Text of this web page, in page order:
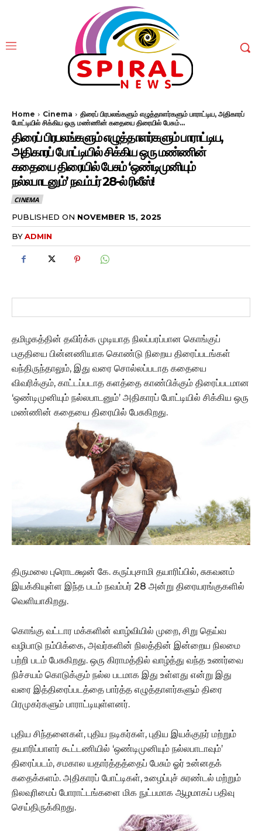
Home Cinema
திரைப் பிரபலங்களும் எழுத்தாளர்களும் பாராட்டிய, அதிகாரப்
போட்டியில் சிக்கிய ஒரு மண்ணின் கதையை திரையில் பேசும்...
திரைப் பிரபலங்களும் எழுத்தாளர்களும் பாராட்டிய,
அதிகாரப் போட்டியில் சிக்கிய ஒரு மண்ணின்
கதையை திரையில் பேசும் ‘ஒண்டிமுனியும்
நல்லபாடனும்’ நவம்பர் 28-ல் ரிலீஸ்!
CINEMA
PUBLISHED ON NOVEMBER 15, 2025
BYADMIN
தமிழகத்தின் தவிர்க்க முடியாத நிலப்பரப்பான கொங்குப்
பகுதியை பின்னணியாக கொண்டு நிறைய திரைப்படங்கள்
வந்திருந்தாலும், இது வரை சொல்லப்படாத கதையை
விவரிக்கும், காட்டப்படாத களத்தை காண்பிக்கும் திரைப்படமான‌
‘ஒண்டிமுனியும் நல்லபாடனும்’ அதிகாரப் போட்டியில் சிக்கிய ஒரு
மண்ணின் கதையை திரையில் பேசுகிறது.
திருமலை புரொடக்ஷன் கே. கருப்புசாமி தயாரிப்பில், சுகவனம்
இயக்கியுள்ள இந்த படம் நவம்பர் 28 அன்று திரையரங்குகளில்
வெளியாகிறது.
கொங்கு வட்டார மக்களின் வாழ்வியில் முறை, சிறு தெய்வ
வழிபாடு நம்பிக்கை, அவர்களின் நிலத்தின் இன்றைய நிலமை
பற்றி படம் பேசுகிறது. ஒரு கிராமத்தில் வாழ்த்து வந்த உணர்வை
நிச்சயம் கொடுக்கும் நல்ல படமாக இது உள்ளது என்று இது
வரை இத்திரைப்படத்தை பார்த்த எழுத்தாளர்களும் திரை
பிரமுகர்களும் பாராட்டியுள்ளனர்.
புதிய சிந்தனைகள், புதிய நடிகர்கள், புதிய இயக்குநர் மற்றும்
தயாரிப்பாளர் கூட்டணியில் ‘ஒண்டிமுனியும் நல்லபாடாவும்’
திரைப்படம், சமகால யதார்த்தத்தைப் பேசும் ஓர் உன்னதக்
கதைக்களம். அதிகாரப் போட்டிகள், உழைப்புச் சுரண்டல் மற்றும்
நிலவுரிமைப் போராட்டங்களை மிக நுட்பமாக ஆழமாகப் பதிவு
செய்திருக்கிறது.